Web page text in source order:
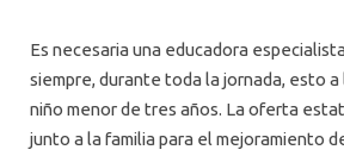
Es necesaria una educadora
siempre, durante toda la jornada, esto
niño menor de tres años. La oferta
junto a la familia para el mejoramiento